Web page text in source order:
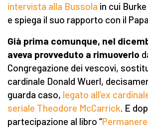
intervista alla Bussola in cui
e spiega il suo rapporto con il
Già prima comunque, nel
aveva provveduto a rimuoverlo
Congregazione dei vescovi,
cardinale Donald Wuerl,
guarda caso, legato all’ex
seriale Theodore McCarrick. E
partecipazione al libro “